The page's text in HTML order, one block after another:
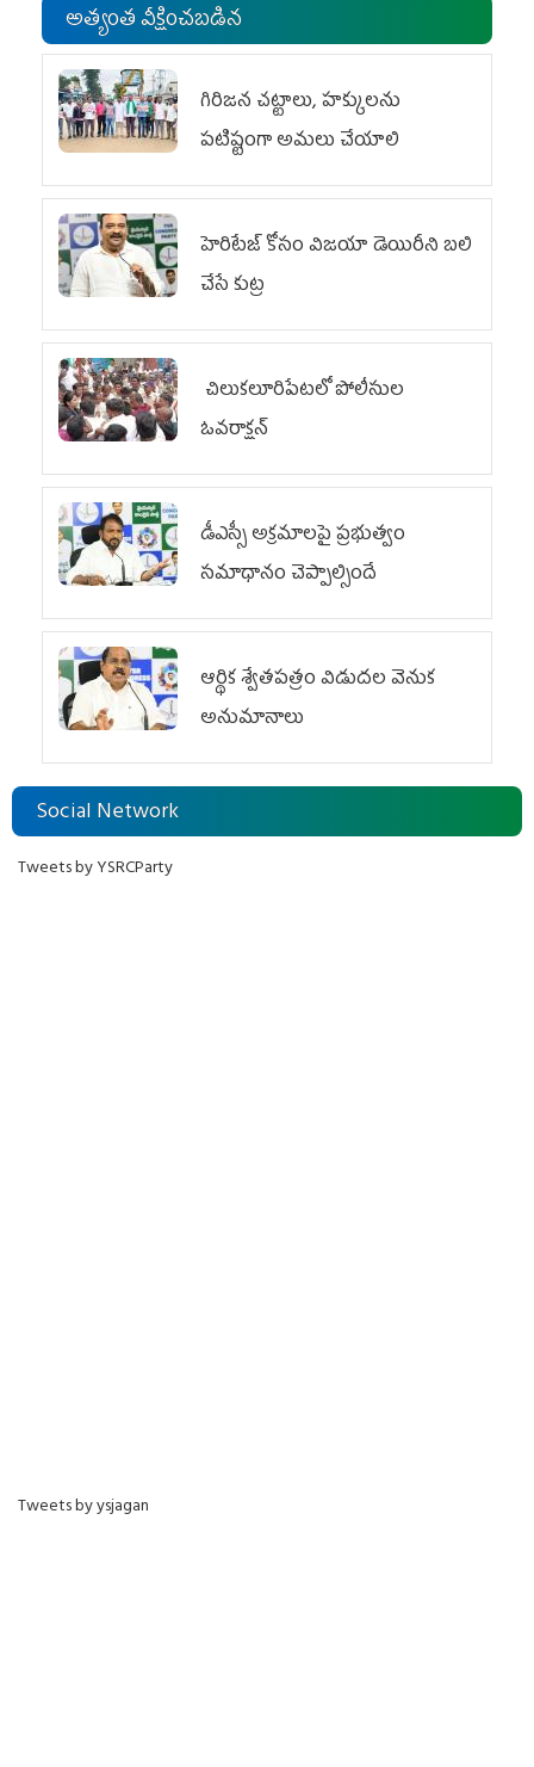
అత్యంత వీక్షించబడిన
గిరిజన చట్టాలు, హక్కులను
పటిష్టంగా అమలు చేయాలి
హెరిటేజ్ కోసం విజయా డెయిరీని బలి
చేసే కుట్ర‌
చిలుక‌లూరిపేట‌లో పోలీసుల
ఓవ‌రాక్ష‌న్‌
డీఎస్సీ అక్రమాలపై ప్రభుత్వం
సమాధానం చెప్పాల్సిందే
ఆర్థిక శ్వేతపత్రం విడుదల వెనుక
అనుమానాలు
Social Network
Tweets by YSRCParty
Tweets by ysjagan